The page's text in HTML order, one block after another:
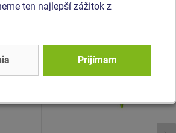
-
m)
Reťazová hojdačka -
ten najlepší zážitok z
Prijímam